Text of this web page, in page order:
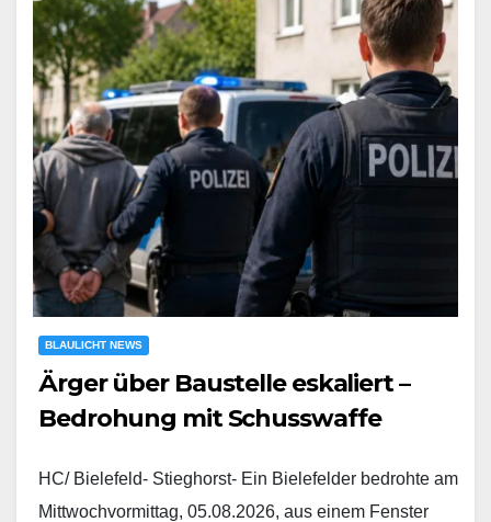
BLAULICHT NEWS
Ärger über Baustelle eskaliert –
Bedrohung mit Schusswaffe
HC/ Bielefeld- Stieghorst- Ein Bielefelder bedrohte am
Mittwochvormittag, 05.08.2026, aus einem Fenster